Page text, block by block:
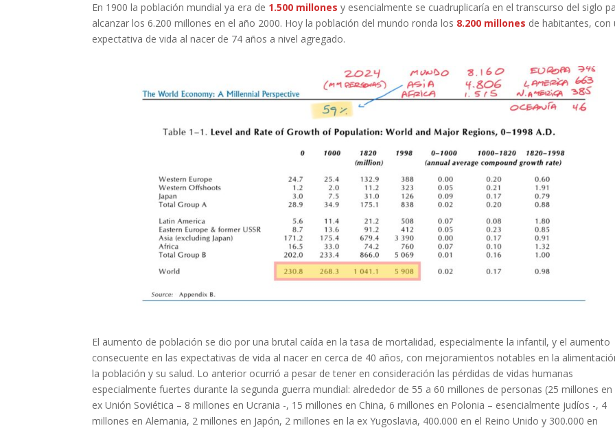
En 1900 la población mundial ya era de 1.500 millones y esencialmente se cuadruplicaría en el transcurso del siglo
alcanzar los 6.200 millones en el año 2000. Hoy la población del mundo ronda los 8.200 millones de habitantes, con
expectativa de vida al nacer de 74 años a nivel agregado.
El aumento de población se dio por una brutal caída en la tasa de mortalidad, especialmente la infantil, y el aumento
consecuente en las expectativas de vida al nacer en cerca de 40 años, con mejoramientos notables en la
la población y su salud. Lo anterior ocurrió a pesar de tener en consideración las pérdidas de vidas humanas
especialmente fuertes durante la segunda guerra mundial: alrededor de 55 a 60 millones de personas (25 millones en
ex Unión Soviética – 8 millones en Ucrania -, 15 millones en China, 6 millones en Polonia – esencialmente judíos -, 4
millones en Alemania, 2 millones en Japón, 2 millones en la ex Yugoslavia, 400.000 en el Reino Unido y 300.000 en